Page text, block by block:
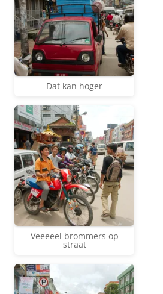
Dat kan hoger
Veeeeel brommers op
straat